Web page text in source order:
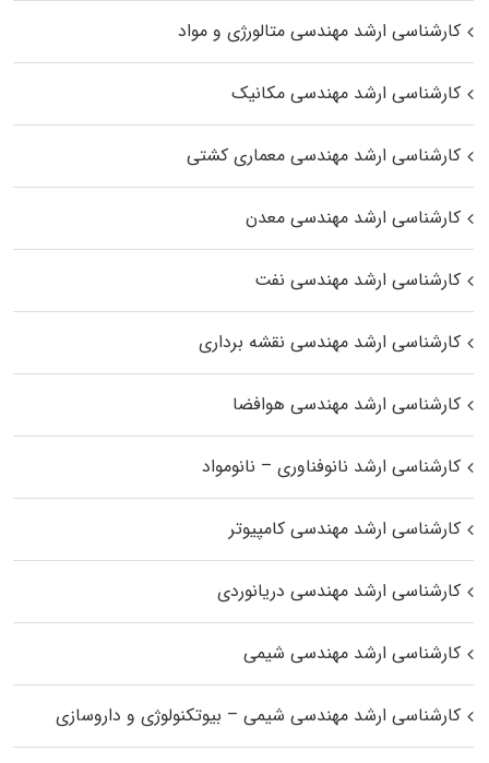
کارشناسی ارشد مهندسی متالورژی و مواد
کارشناسی ارشد مهندسی مکانیک
کارشناسی ارشد مهندسی معماری کشتی
کارشناسی ارشد مهندسی معدن
کارشناسی ارشد مهندسی نفت
کارشناسی ارشد مهندسی نقشه برداری
کارشناسی ارشد مهندسی هوافضا
کارشناسی ارشد نانوفناوری – نانومواد
کارشناسی ارشد مهندسی کامپیوتر
کارشناسی ارشد مهندسی دریانوردی
کارشناسی ارشد مهندسی شیمی
کارشناسی ارشد مهندسی شیمی – بیوتکنولوژی و داروسازی